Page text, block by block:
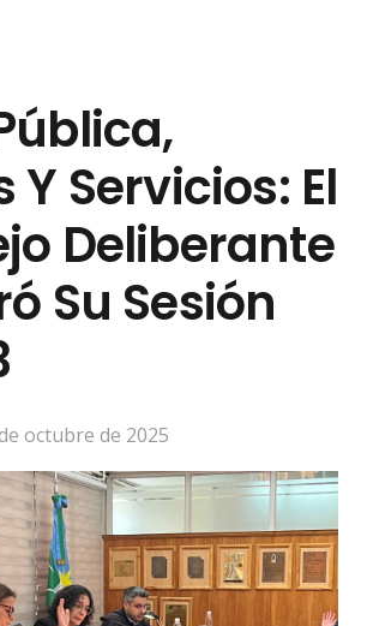
Y Servicios: El
Deliberante
Su Sesión
octubre de 2025